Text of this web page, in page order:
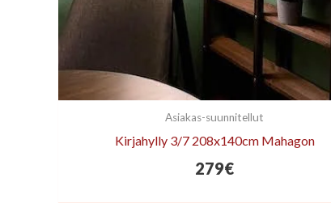
Asiakas-suunnitellut
Kirjahylly 3/7 208x140cm Mahagon
279€